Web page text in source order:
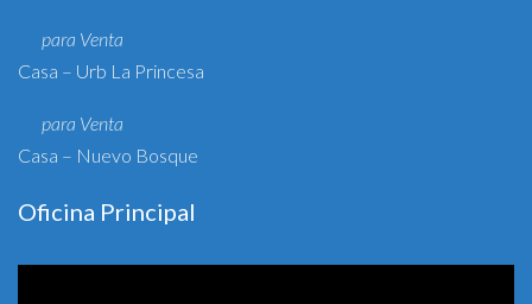
para Venta
Casa – Urb La Princesa
para Venta
Casa – Nuevo Bosque
Oficina Principal